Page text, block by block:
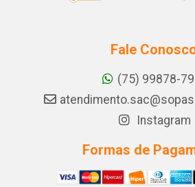
Fale
(75) 99878-
Instagram
Formas de